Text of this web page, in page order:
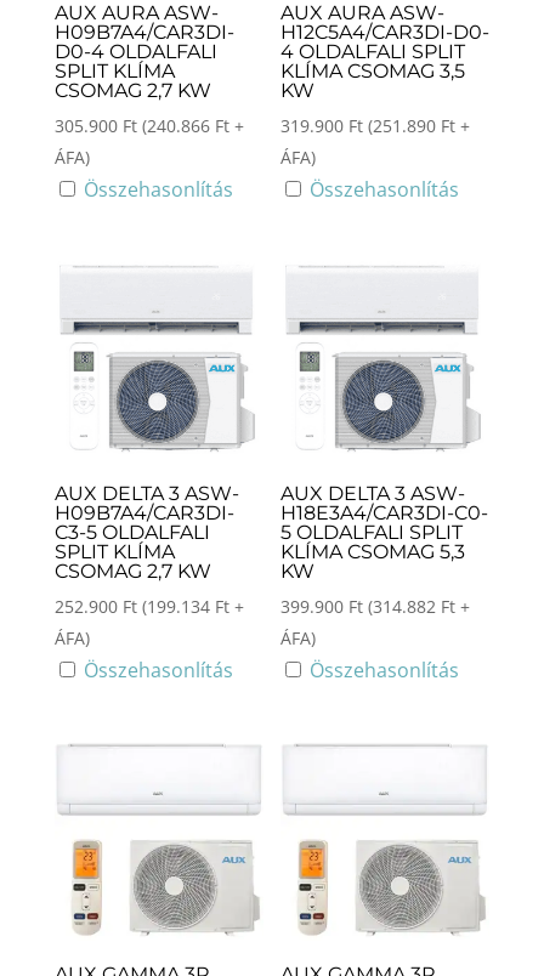
AUX AURA ASW-
H09B7A4/CAR3DI-
D0-4 OLDALFALI
SPLIT KLÍMA
CSOMAG 2,7 KW
305.900 Ft (240.866 Ft+
ÁFA)
Összehasonlítás
AUX AURA ASW-
H12C5A4/CAR3DI-D0-
4 OLDALFALI SPLIT
KLÍMA CSOMAG 3,5
KW
319.900 Ft (251.890 Ft +
ÁFA)
Összehasonlítás
AUX DELTA 3 ASW-
H09B7A4/CAR3DI-
C3-5 OLDALFALI
SPLIT KLÍMA
CSOMAG 2,7 KW
252.900 Ft (199.134 Ft+
ÁFA)
Összehasonlítás
AUX DELTA 3 ASW-
H18E3A4/CAR3DI-C0-
5 OLDALFALI SPLIT
KLÍMA CSOMAG 5,3
KW
399.900 Ft (314.882 Ft +
ÁFA)
Összehasonlítás